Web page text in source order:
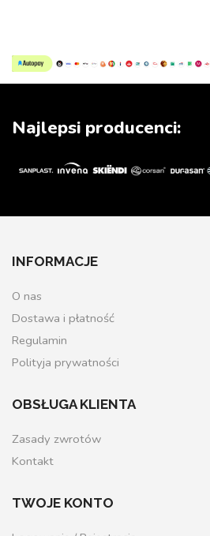
Najlepsi producenci:
INFORMACJE
O nas
Dostawa i płatność
Regulamin
Polityja prywatności
OBSŁUGA KLIENTA
Zasady zwrotów
Kontakt
TWOJE KONTO